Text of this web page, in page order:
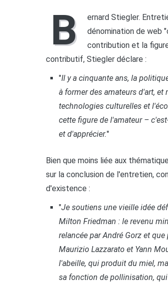
B ernard Stiegler.
dénomination de web
contribution et la
contributif, Stiegler déclare :
"Il y a cinquante ans, la
à former des amateurs d'art,
technologies culturelles et
cette figure de l'amateur –
et d'apprécier."
Bien que moins liée aux
sur la conclusion de l'entretien,
d'existence :
"Je soutiens une vieille idée
Milton Friedman : le revenu
relancée par André Gorz et
Maurizio Lazzarato et Yann
l'abeille, qui produit du miel,
sa fonction de pollinisation,